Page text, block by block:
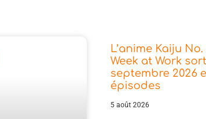
L’anime Kaiju No.
Week at Work
septembre 2026
épisodes
5 août 2026